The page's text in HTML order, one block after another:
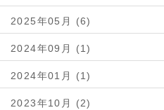
2025年05月 (6)
2024年09月 (1)
2024年01月 (1)
2023年10月 (2)